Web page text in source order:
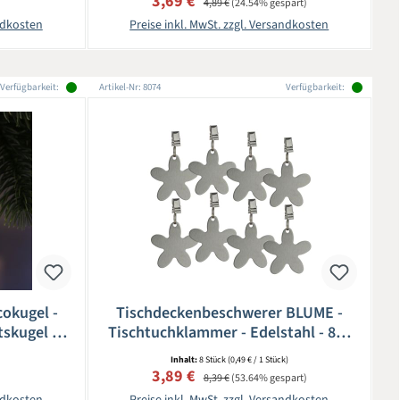
Preise inkl. MwSt. zzgl. Versandkosten
Verfügbarkeit:
-
-
Artikel-Nr: 8074 Verfügbarkeit:
Tischdeckenbeschwerer BLUME -
Tischtuchklammer - Edelstahl - 8er
Set
Inhalt:8 Stück(0,49 € / 1 Stück)
Verkaufspreis:
3,89 € Regulärer Preis:
8,39 €(53.64% gespart)